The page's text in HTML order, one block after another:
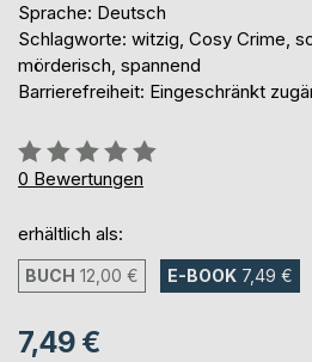
Sprache: Deutsch
Schlagworte: witzig, Cosy Crime,
mörderisch, spannend
Barrierefreiheit: Eingeschränkt
Bewertung::
0%
0 Bewertungen
erhältlich als:
BUCH 12,00 € E-BOOK 7,49 €
7,49 €